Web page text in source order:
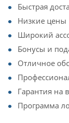
Быстрая
Низкие цены
Широкий
Бонусы и
Отличное
Гарантия на
Программа